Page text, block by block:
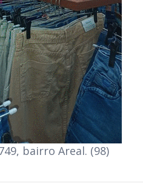
bairro Areal. (98)